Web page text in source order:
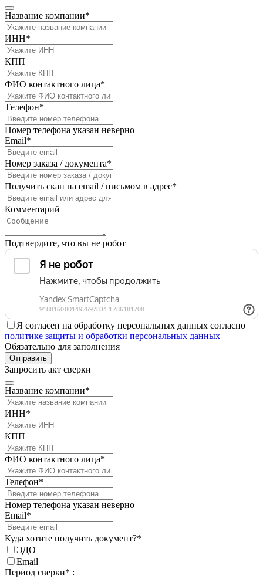
Название компании*
ИНН*
КПП
ФИО контактного лица*
Телефон*
Номер телефона указан неверно
Email*
Номер заказа / документа*
Получить скан на email / письмом в адрес*
Комментарий
Подтвердите, что вы не робот
Я согласен на обработку персональных данных согласно
политике защиты и обработки персональных данных
Обязательно для заполнения
Отправить
Запросить акт сверки
Название компании*
ИНН*
КПП
ФИО контактного лица*
Телефон*
Номер телефона указан неверно
Email*
Куда хотите получить документ?*
ЭДО
Email
Период сверки* :